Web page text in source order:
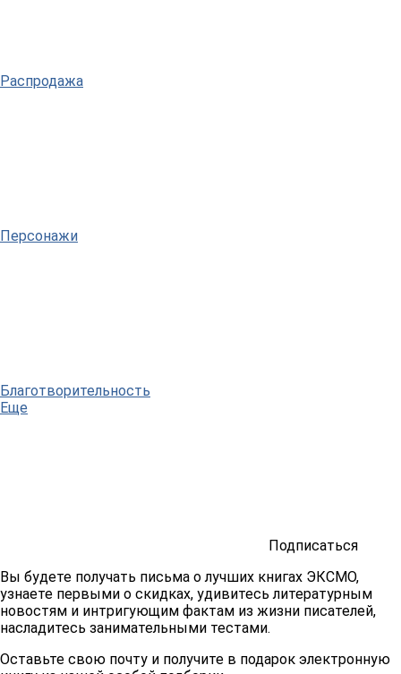
Распродажа
Персонажи
Благотворительность
Еще
Подписаться
Вы будете получать письма о лучших книгах ЭКСМО,
узнаете первыми о скидках, удивитесь литературным
новостям и интригующим фактам из жизни писателей,
насладитесь занимательными тестами.
Оставьте свою почту и получите в подарок электронную